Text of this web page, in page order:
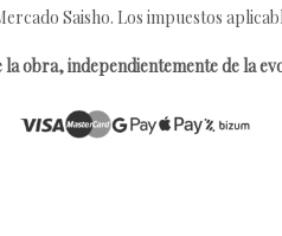
Saisho. Los impuestos
obra, independientemente de la